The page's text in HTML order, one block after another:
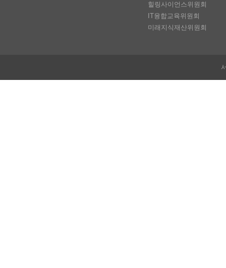
힐링사이언스위원회
IT융합교육위원회
미래지식재산위원회